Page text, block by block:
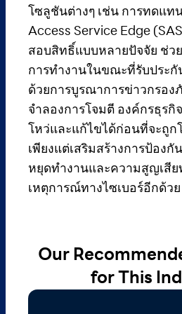
โซลูชันต่างๆ เช่น การทดแท
Access Service Edge
สอบสิทธิ์แบบหลายปัจจัย ช่ว
การทำงานในขณะที่รับประ
ด้วยการบูรณาการข่าวกรอง
จำลองการโจมตี องค์กรธุรกิ
โหว่และแก้ไขได้ก่อนที่จะถูก
เพียงแต่เสริมสร้างการป้องกั
หยุดทำงานและความสูญเสีย
เหตุการณ์ทางไซเบอร์อีกด้วย
Our
for This